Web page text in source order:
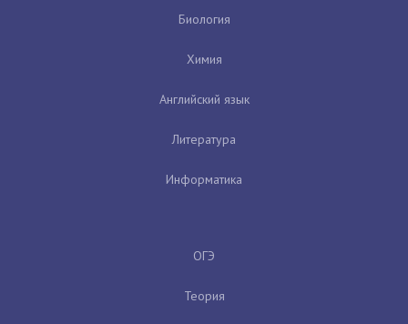
Биология
Химия
Английский язык
Литература
Информатика
ОГЭ
Теория